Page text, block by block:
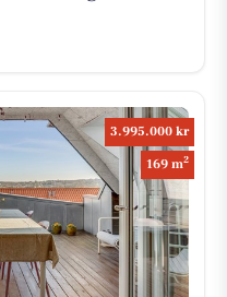
3.995.000 kr
169 m2